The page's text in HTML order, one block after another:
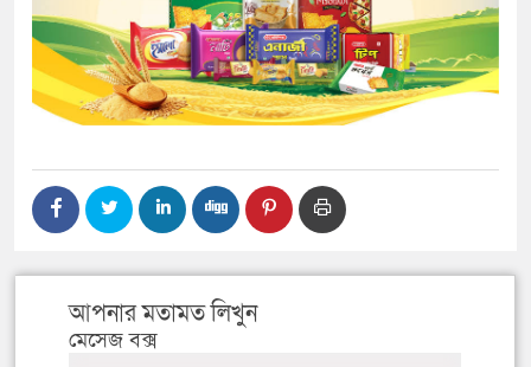
আপনার মতামত লিখুন
মেসেজ বক্স